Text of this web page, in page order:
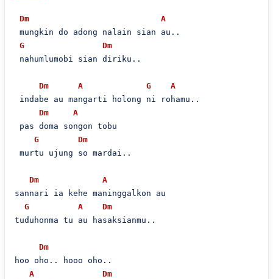
Dm
A
mungkin do adong nalain sian au..
G
Dm
nahumlumobi sian diriku..
Dm A G
A
indabe au mangarti holong ni rohamu..
Dm
A
pas doma songon tobu
G
Dm
murtu ujung so mardai..
Dm
A
sannari ia kehe maninggalkon au
G
A
Dm
tuduhonma tu au hasaksianmu..
Dm
hoo oho.. hooo oho..
A
Dm